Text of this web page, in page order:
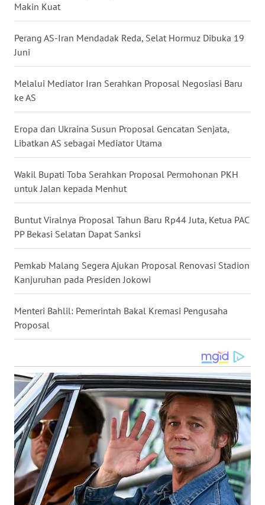
Makin Kuat
Perang AS-Iran Mendadak Reda, Selat Hormuz Dibuka 19
Juni
Melalui Mediator Iran Serahkan Proposal Negosiasi Baru
ke AS
Eropa dan Ukraina Susun Proposal Gencatan Senjata,
Libatkan AS sebagai Mediator Utama
Wakil Bupati Toba Serahkan Proposal Permohonan PKH
untuk Jalan kepada Menhut
Buntut Viralnya Proposal Tahun Baru Rp44 Juta, Ketua PAC
PP Bekasi Selatan Dapat Sanksi
Pemkab Malang Segera Ajukan Proposal Renovasi Stadion
Kanjuruhan pada Presiden Jokowi
Menteri Bahlil: Pemerintah Bakal Kremasi Pengusaha
Proposal
WN
WN
WN
KALTARA
WN
KALSEL
WN
KALTIM
WN
SULSEL
WN
GORONTALO
WN
SULUT
WN
MALUKU
WN